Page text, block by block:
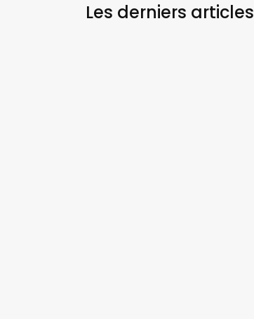
Les derniers articles